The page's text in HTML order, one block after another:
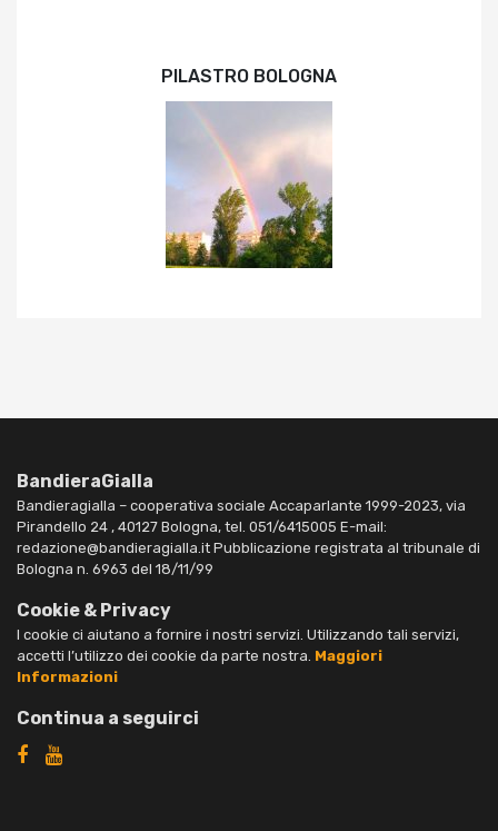
PILASTRO BOLOGNA
BandieraGialla
Bandieragialla – cooperativa sociale Accaparlante 1999-2023, via
Pirandello 24 , 40127 Bologna, tel. 051/6415005 E-mail:
redazione@bandieragialla.it Pubblicazione registrata al tribunale di
Bologna n. 6963 del 18/11/99
Cookie & Privacy
I cookie ci aiutano a fornire i nostri servizi. Utilizzando tali servizi,
accetti l’utilizzo dei cookie da parte nostra. Maggiori
Informazioni
Continua a seguirci